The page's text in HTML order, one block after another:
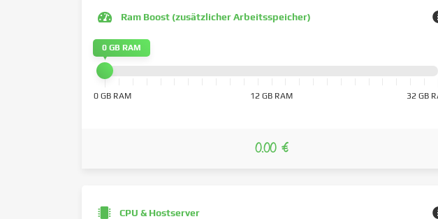
Ram Boost (zusätzlicher Arbeitsspeicher)
0 GB RAM 12 GB RAM 32 GB
0 GB RAM
0.00 €
CPU & Hostserver